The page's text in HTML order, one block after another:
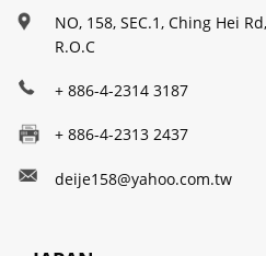
NO, 158, SEC.1, Ching Hei
R.O.C
+ 886-4-2314 3187
+ 886-4-2313 2437
deije158@yahoo.com.tw